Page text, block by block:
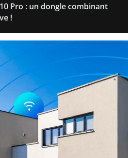
Pro : un dongle combinant
!